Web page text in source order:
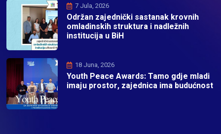
7 Jula, 2026
Održan zajednički sastanak krovnih
omladinskih struktura i nadležnih
institucija u BiH
18 Juna, 2026
Youth Peace Awards: Tamo gdje mladi
imaju prostor, zajednica ima budućnost